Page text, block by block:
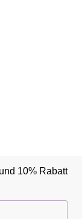
10% Rabatt